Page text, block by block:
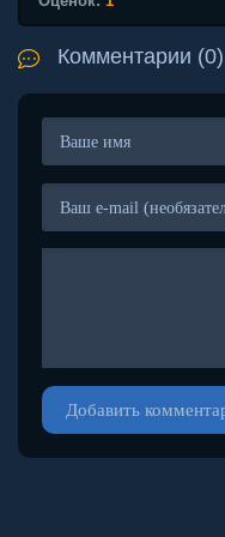
Комментарии (0)
Добавить